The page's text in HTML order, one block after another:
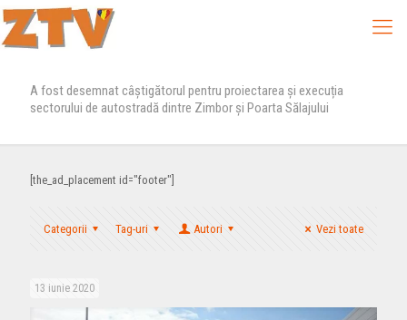
A fost desemnat câștigătorul pentru proiectarea și execuția
sectorului de autostradă dintre Zimbor și Poarta Sălajului
[the_ad_placement id="footer"]
Categorii Tag-uri Autori Vezi toate
13 iunie 2020